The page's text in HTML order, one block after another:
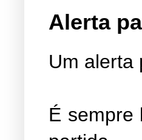
Alerta
Um alerta
É sempre